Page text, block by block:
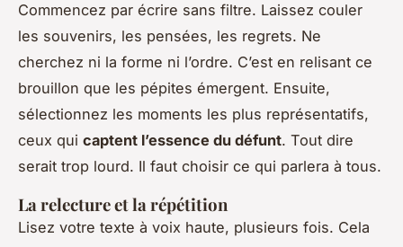
Commencez par écrire sans filtre. Laissez couler
les souvenirs, les pensées, les regrets. Ne
cherchez ni la forme ni l’ordre. C’est en relisant ce
brouillon que les pépites émergent. Ensuite,
sélectionnez les moments les plus représentatifs,
ceux qui captent l’essence du défunt. Tout dire
serait trop lourd. Il faut choisir ce qui parlera à tous.
La relecture et la répétition
Lisez votre texte à voix haute, plusieurs fois. Cela